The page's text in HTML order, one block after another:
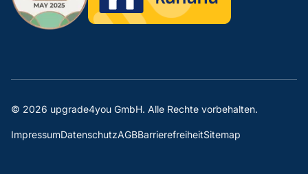
© 2026 upgrade4you GmbH. Alle Rechte vorbehalten.
ImpressumDatenschutzAGBBarrierefreiheitSitemap